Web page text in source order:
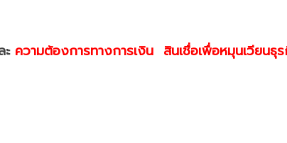
ความต้องการทางการเงิน สินเชื่อเพื่อหมุนเวียนธุ